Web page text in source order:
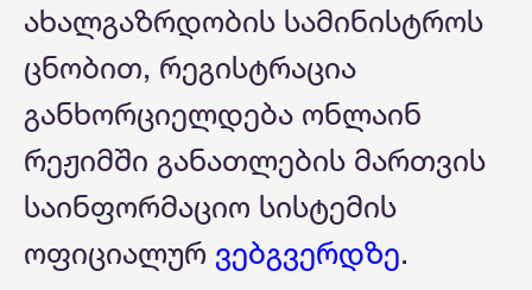
ახალგაზრდობის სამინისტროს
ცნობით, რეგისტრაცია
განხორციელდება ონლაინ
რეჟიმში განათლების მართვის
საინფორმაციო სისტემის
ოფიციალურ ვებგვერდზე.